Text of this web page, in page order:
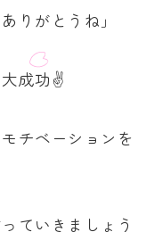
りがとうね」
大成功✌
チベーションを
ていきましょう